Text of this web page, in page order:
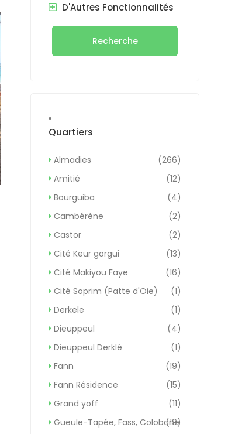
D'Autres Fonctionnalités
Recherche
Quartiers
Almadies
(266)
Amitié
(12)
Bourguiba
(4)
Cambérène
(2)
Castor
(2)
Cité Keur gorgui
(13)
Cité Makiyou Faye
(16)
Cité Soprim (Patte d'Oie)
(1)
Derkele
(1)
Dieuppeul
(4)
Dieuppeul Derklé
(1)
Fann
(19)
Fann Résidence
(15)
Grand yoff
(11)
Gueule-Tapée, Fass, Colobane
(19)